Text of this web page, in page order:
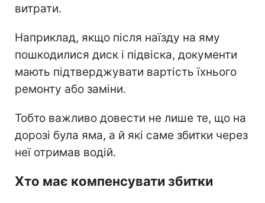
витрати.
Наприклад, якщо після наїзду на яму
пошкодилися диск і підвіска, документи
мають підтверджувати вартість їхнього
ремонту або заміни.
Тобто важливо довести не лише те, що на
дорозі була яма, а й які саме збитки через
неї отримав водій.
Хто має компенсувати збитки